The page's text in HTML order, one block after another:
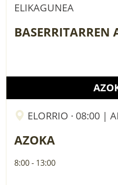
ELIKAGUNEA
BASERRITARREN
ELORRIO · 08:00 |
AZOKA
8:00 - 13:00